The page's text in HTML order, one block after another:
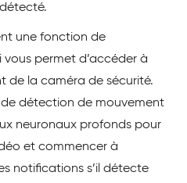
une fonction de
permet d’accéder à
de la caméra de sécurité.
de détection de mouvement
neuronaux profonds pour
et commencer à
notifications s’il détecte